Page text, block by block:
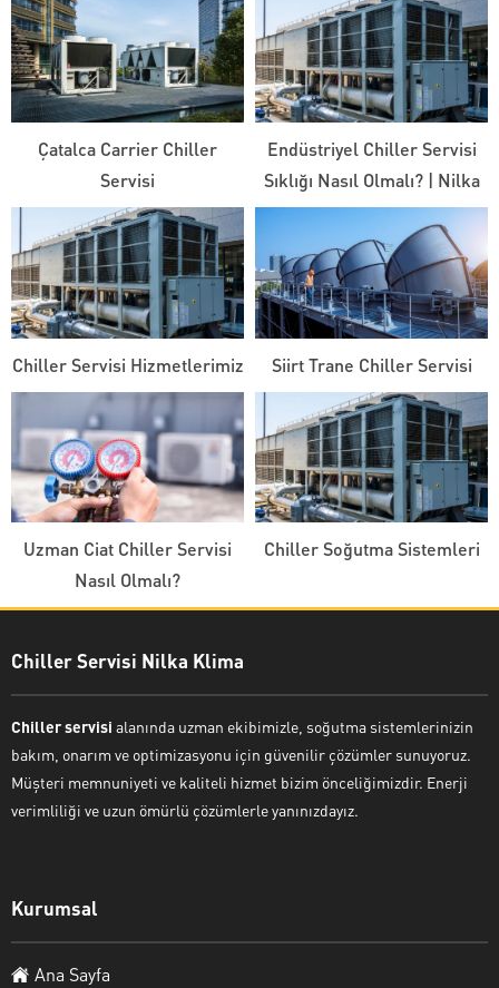
Çatalca Carrier Chiller
Servisi
Endüstriyel Chiller Servisi
Sıklığı Nasıl Olmalı? | Nilka
Chiller Servisi Hizmetlerimiz Siirt Trane Chiller Servisi
Uzman Ciat Chiller Servisi
Nasıl Olmalı?
Chiller Soğutma Sistemleri
Chiller Servisi Nilka Klima
Chiller servisi alanında uzman ekibimizle, soğutma sistemlerinizin
bakım, onarım ve optimizasyonu için güvenilir çözümler sunuyoruz.
Müşteri memnuniyeti ve kaliteli hizmet bizim önceliğimizdir. Enerji
verimliliği ve uzun ömürlü çözümlerle yanınızdayız.
Kurumsal
Ana Sayfa